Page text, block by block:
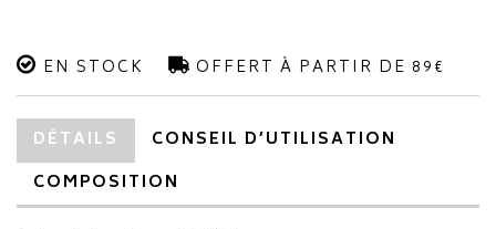
EN STOCK OFFERT À PARTIR DE 89€
DÉTAILS
CONSEIL D’UTILISATION
COMPOSITION